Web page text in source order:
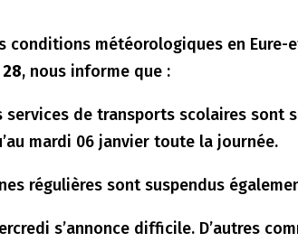
conditions météorologiques en Eure-
28, nous informe que :
services de transports scolaires sont
mardi 06 janvier toute la journée.
régulières sont suspendus
s’annonce difficile. D’autres